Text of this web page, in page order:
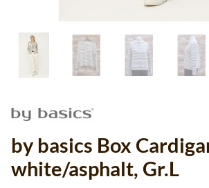
by basics Box
white/asphalt, Gr.L